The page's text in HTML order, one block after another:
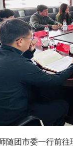
随团市委一行前